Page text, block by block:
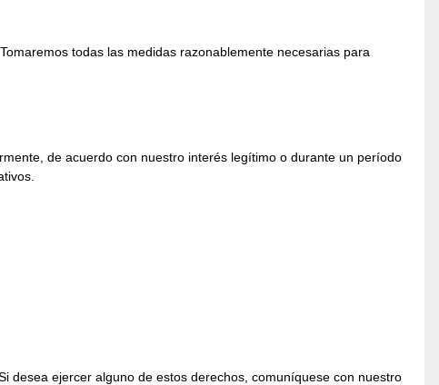
todas las medidas razonablemente necesarias para
de acuerdo con nuestro interés legítimo o durante un período
desea ejercer alguno de estos derechos, comuníquese con nuestro